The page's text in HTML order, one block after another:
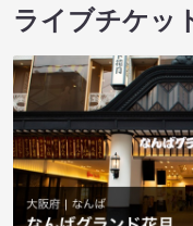
ライブチケッ